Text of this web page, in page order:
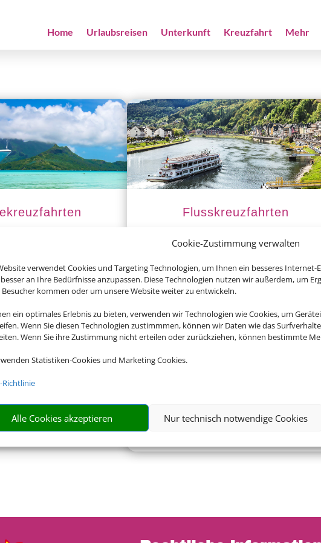
Cookie-Zustimmung verwalten
verwendet Cookies und Targeting Technologien, um Ihnen ein besseres
an Ihre Bedürfnisse anzupassen. Diese Technologien nutzen wir außerdem, um
Besucher kommen oder um unsere Website weiter zu entwickeln.
ein optimales Erlebnis zu bieten, verwenden wir Technologien wie Cookies, um
Wenn Sie diesen Technologien zustimmmen, können wir Daten wie das
Wenn Sie ihre Zustimmung nicht erteilen oder zurückziehen, können bestimmte
Statistiken-Cookies und Marketing Cookies.
Richtlinie
Alle Cookies akzeptieren Nur technisch notwendige Cookies
Home Urlaubsreisen Unterkunft Kreuzfahrt Mehr
Flusskreuzfahrten
Empfehlungen für Ihre
Sinnvolle Extras, die oft dazu gebucht